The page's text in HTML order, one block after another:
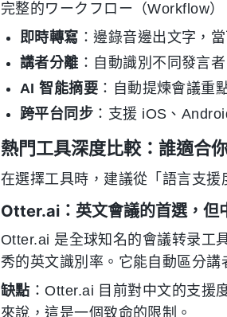
完整的ワークフロー（Workflow）
即時轉寫 ：邊錄音邊出文字，
講者分離 ：自動識別不同發言
AI 智能摘要 ：自動提煉會議重
跨平台同步 ：支援 iOS、
熱門工具深度比較：誰適合
在選擇工具時，建議從「語言支
Otter.ai：英文會議的首選，但
Otter.ai 是全球知名的會議转录工
秀的英文識別率。它能自動區分講
缺點 ：Otter.ai 目前對中文的支援
來說，這是一個致命的限制。